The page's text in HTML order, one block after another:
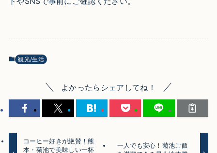
観光/生活
よかったらシェアしてね！
コーヒー好きが絶賛！熊
本・菊池で美味しい一杯
一人でも安心！菊池ご飯